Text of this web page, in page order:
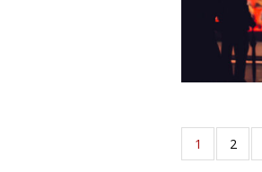
1 2